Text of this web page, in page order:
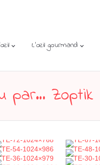
L’œil gourmand
par… Zoptik